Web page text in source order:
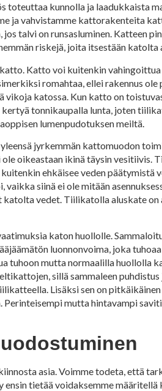
toteuttaa kunnolla ja laadukkaista
ja vahvistamme kattorakenteita
talvi on runsasluminen. Katteen
riskejä, joita itsestään katolta
Katto voi kuitenkin
romahtaa, ellei rakennus
vikoja katossa. Kun katto on
tonnikaupalla lunta, joten
lumenpudotuksen meiltä.
jyrkemmän kattomuodon
oikeastaan ikinä täysin vesitiivis.
ehkäisee veden
siinä ei ole mitään
vedet. Tiilikatolla aluskate
katon huollolle.
luonnonvoima, joka
tuhoon mutta normaalilla huollolla
sillä sammaleen
Lisäksi sen on
mutta hintavampi
asia. Voimme todeta, että
tietää voidaksemme